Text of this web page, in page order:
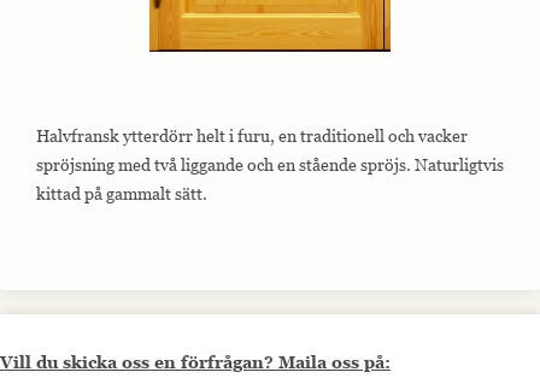
Halvfransk ytterdörr helt i furu, en traditionell och vacker
spröjsning med två liggande och en stående spröjs. Naturligtvis
kittad på gammalt sätt.
Vill du skicka oss en förfrågan? Maila oss på: